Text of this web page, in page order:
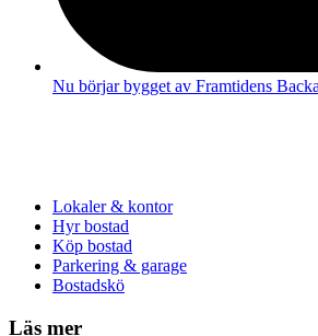
Nu börjar bygget av Framtidens
Lokaler & kontor
Hyr bostad
Köp bostad
Parkering & garage
Bostadskö
Läs mer